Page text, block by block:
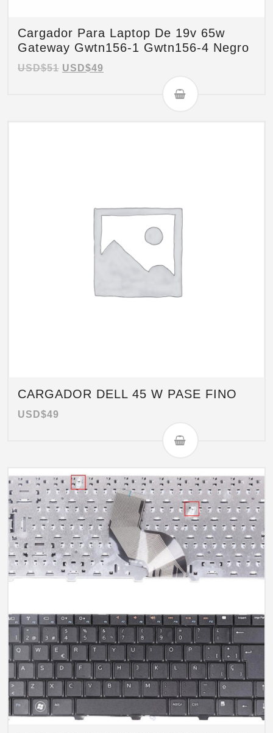
Cargador Para Laptop De 19v 65w
Gateway Gwtn156-1 Gwtn156-4 Negro
USD$51 USD$49
CARGADOR DELL 45 W PASE FINO
USD$49